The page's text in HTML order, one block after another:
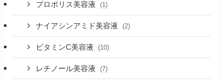
プロポリス美容液 (1)
ナイアシンアミド美容液 (2)
ビタミンC美容液 (10)
レチノール美容液 (7)